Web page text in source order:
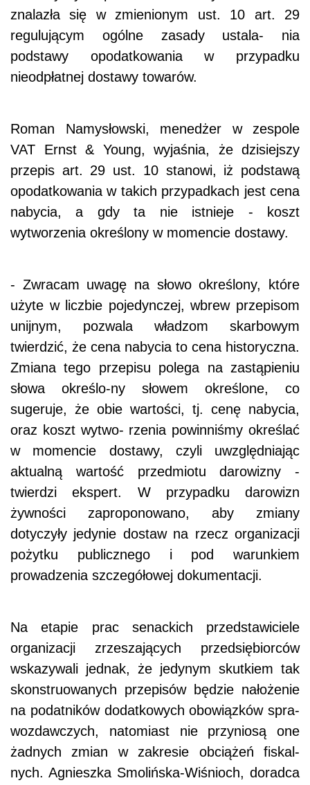
znalazła się w zmienionym ust. 10 art. 29
regulującym ogólne zasady ustala- nia
podstawy opodatkowania w przypadku
nieodpłatnej dostawy towarów.
Roman Namysłowski, menedżer w zespole
VAT Ernst & Young, wyjaśnia, że dzisiejszy
przepis art. 29 ust. 10 stanowi, iż podstawą
opodatkowania w takich przypadkach jest cena
nabycia, a gdy ta nie istnieje - koszt
wytworzenia określony w momencie dostawy.
- Zwracam uwagę na słowo określony, które
użyte w liczbie pojedynczej, wbrew przepisom
unijnym, pozwala władzom skarbowym
twierdzić, że cena nabycia to cena historyczna.
Zmiana tego przepisu polega na zastąpieniu
słowa określo-ny słowem określone, co
sugeruje, że obie wartości, tj. cenę nabycia,
oraz koszt wytwo- rzenia powinniśmy określać
w momencie dostawy, czyli uwzględniając
aktualną wartość przedmiotu darowizny -
twierdzi ekspert. W przypadku darowizn
żywności zaproponowano, aby zmiany
dotyczyły jedynie dostaw na rzecz organizacji
pożytku publicznego i pod warunkiem
prowadzenia szczegółowej dokumentacji.
Na etapie prac senackich przedstawiciele
organizacji zrzeszających przedsiębiorców
wskazywali jednak, że jedynym skutkiem tak
skonstruowanych przepisów będzie nałożenie
na podatników dodatkowych obowiązków spra-
wozdawczych, natomiast nie przyniosą one
żadnych zmian w zakresie obciążeń fiskal-
nych. Agnieszka Smolińska-Wiśnioch, doradca